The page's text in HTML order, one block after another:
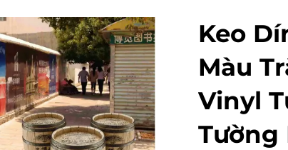
Keo
Màu
Vinyl
Tường